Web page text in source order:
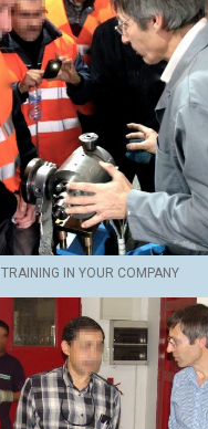
TRAINING IN YOUR COMPANY